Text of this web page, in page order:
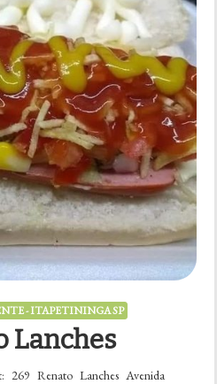
- ITAPETININGA SP
Lanches
269 Renato Lanches Avenida